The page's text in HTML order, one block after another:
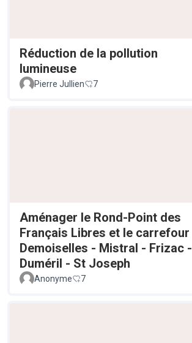
Réduction de la pollution
lumineuse
Pierre Jullien 7
Aménager le Rond-Point des
Français Libres et le carrefour
Demoiselles - Mistral - Frizac -
Duméril - St Joseph
Anonyme 7